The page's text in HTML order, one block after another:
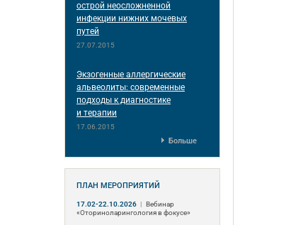
острой неосложненной
инфекции нижних мочевых
путей
27.07.2015
Экзогенные аллергические
альвеолиты: современные
подходы к диагностике
и терапии
17.06.2015
Больше
ПЛАН МЕРОПРИЯТИЙ
17.02-22.10.2026 | Вебинар
«Оториноларингология в фокусе»